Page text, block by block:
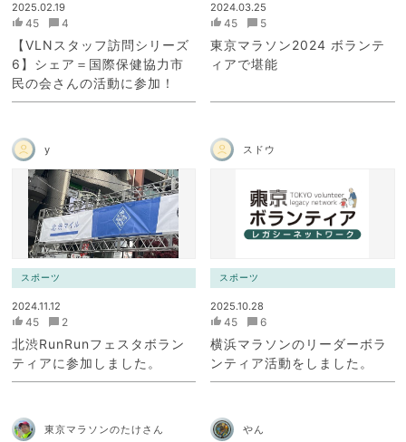
2025.02.19
45 4
【VLNスタッフ訪問シリーズ
6】シェア＝国際保健協力市
民の会さんの活動に参加！
2024.03.25
45 5
東京マラソン2024 ボランテ
ィアで堪能
y
スポーツ
2024.11.12
45 2
北渋RunRunフェスタボラン
ティアに参加しました。
スドウ
スポーツ
2025.10.28
45 6
横浜マラソンのリーダーボラ
ンティア活動をしました。
東京マラソンのたけさん やん